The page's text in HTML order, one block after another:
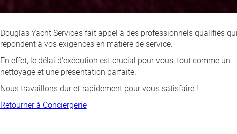
Douglas Yacht Services fait appel à des professionnels qualifiés
répondent à vos exigences en matière de service.
En effet, le délai d'exécution est crucial pour vous, tout comme un
nettoyage et une présentation parfaite.
Nous travaillons dur et rapidement pour vous satisfaire !
Retourner à Conciergerie